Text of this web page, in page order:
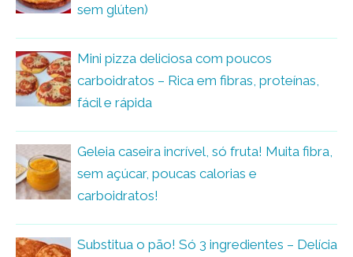
sem glúten)
Mini pizza deliciosa com poucos
carboidratos – Rica em fibras, proteínas,
fácil e rápida
Geleia caseira incrível, só fruta! Muita fibra,
sem açúcar, poucas calorias e
carboidratos!
Substitua o pão! Só 3 ingredientes – Delícia